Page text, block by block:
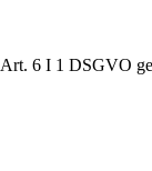
6 I 1 DSGVO